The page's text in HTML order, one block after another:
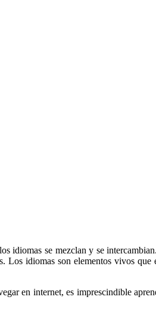
idiomas se mezclan y se
idiomas son elementos vivos
en internet, es imprescindible